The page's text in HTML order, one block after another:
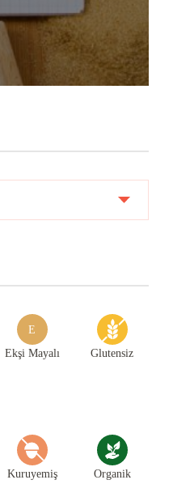
E
Ekşi Mayalı Glutensiz
Kuruyemiş
Organik